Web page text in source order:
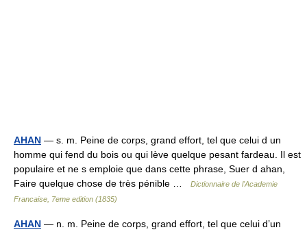
AHAN — s. m. Peine de corps, grand effort, tel que celui d un
homme qui fend du bois ou qui lève quelque pesant fardeau. Il est
populaire et ne s emploie que dans cette phrase, Suer d ahan,
Faire quelque chose de très pénible …
Dictionnaire de l'Academie
Francaise, 7eme edition (1835)
AHAN — n. m. Peine de corps, grand effort, tel que celui d’un